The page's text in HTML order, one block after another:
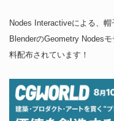
Nodes Interactiveによる、帽
BlenderのGeometry Nodes
料配布されています！